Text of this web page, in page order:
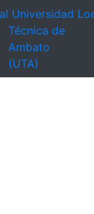
Universidad
Técnica de
Ambato
(UTA)